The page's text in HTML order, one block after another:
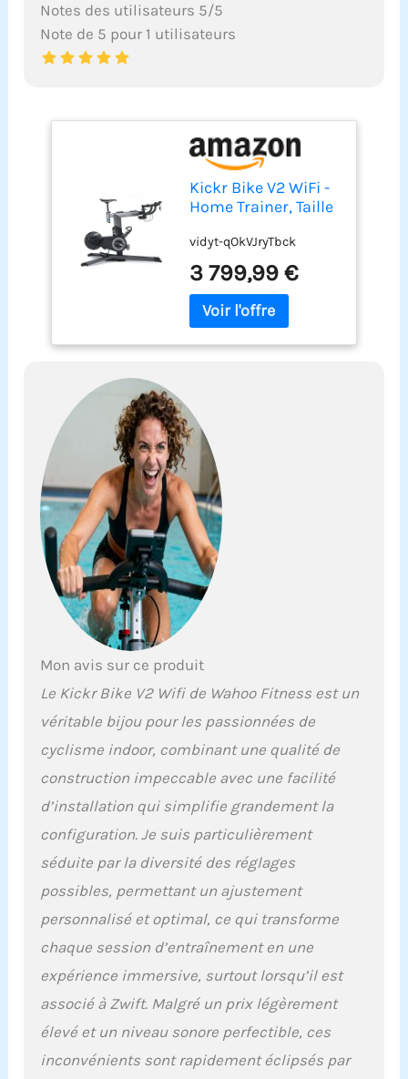
Notes des utilisateurs 5/5
Note de 5 pour 1 utilisateurs
Kickr Bike V2 WiFi -
Home Trainer, Taille
vidyt-qOkVJryTbck
3 799,99 €
Mon avis sur ce produit
Le Kickr Bike V2 Wifi de Wahoo Fitness est un
véritable bijou pour les passionnées de
cyclisme indoor, combinant une qualité de
construction impeccable avec une facilité
d’installation qui simplifie grandement la
configuration. Je suis particulièrement
séduite par la diversité des réglages
possibles, permettant un ajustement
personnalisé et optimal, ce qui transforme
chaque session d’entraînement en une
expérience immersive, surtout lorsqu’il est
associé à Zwift. Malgré un prix légèrement
élevé et un niveau sonore perfectible, ces
inconvénients sont rapidement éclipsés par